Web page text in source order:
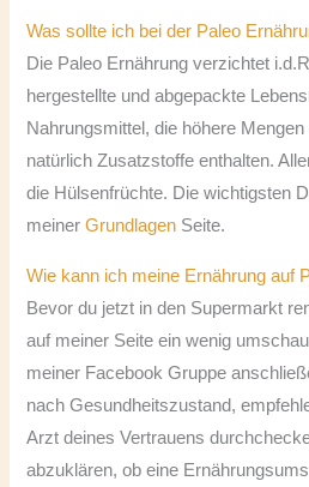
Was sollte ich bei der Paleo
Die Paleo Ernährung verzichtet
hergestellte und abgepackte
Nahrungsmittel, die höhere
natürlich Zusatzstoffe enthalten.
die Hülsenfrüchte. Die wichtigsten
meinerGrundlagen Seite.
Wie kann ich meine Ernährung auf
Bevor du jetzt in den Supermarkt
auf meiner Seite ein wenig
meiner Facebook Gruppe
nach Gesundheitszustand,
Arzt deines Vertrauens
abzuklären, ob eine